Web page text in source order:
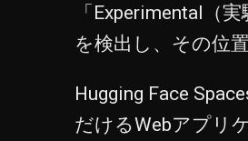
「Experimental（
を検出し、その位
Hugging Face
だけるWebアプリ